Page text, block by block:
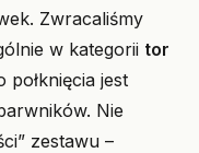
Zwracaliśmy
w kategorii tor
połknięcia jest
Nie
zestawu –